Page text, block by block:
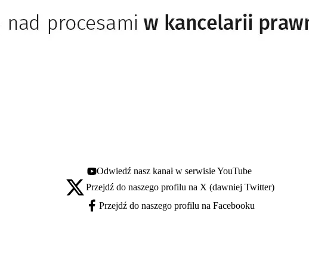
Youtube - otwiera się w nowej karcie
Odwiedź nasz kanał w serwisie YouTube
X - otwiera się w nowej karcie
Przejdź do naszego profilu na X (dawniej Twitter)
Facebook - otwiera się w nowej karcie
Przejdź do naszego profilu na Facebooku